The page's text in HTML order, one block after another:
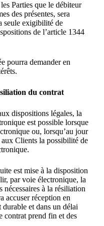
Parties que le débiteur
des présentes, sera
seule exigibilité de
de l’article 1344
pourra demander en
du contrat
dispositions légales, la
est possible lorsque
ou, lorsqu’au jour
Clients la possibilité de
est mise à la disposition
par voie électronique, la
nécessaires à la résiliation
accuser réception en
et dans un délai
contrat prend fin et des